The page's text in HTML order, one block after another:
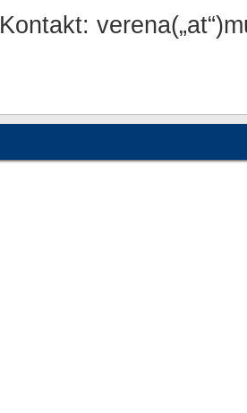
Kontakt: